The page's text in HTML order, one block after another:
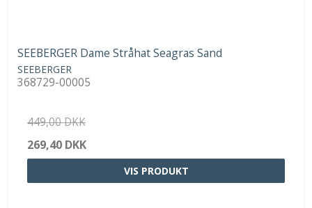
SEEBERGER Dame Stråhat Seagras Sand
SEEBERGER
368729-00005
449,00 DKK
269,40 DKK
VIS PRODUKT